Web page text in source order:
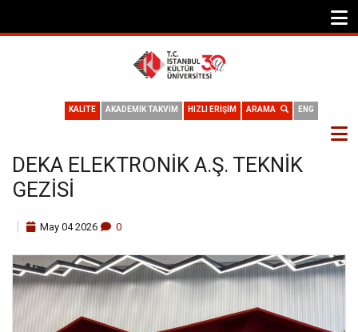
ENG
ARAMA
HIZLI ERİŞİM
AKADEMİK TAKVİM
KALİTE
DEKA ELEKTRONIK A.Ş. TEKNIK
GEZISI
May 04 2026 0